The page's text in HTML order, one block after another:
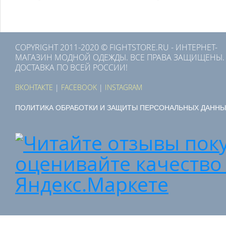
COPYRIGHT 2011-2020 © FIGHTSTORE.RU - ИНТЕРНЕТ-
МАГАЗИН МОДНОЙ ОДЕЖДЫ. ВСЕ ПРАВА ЗАЩИЩЕНЫ.
ДОСТАВКА ПО ВСЕЙ РОССИИ!
ВКОНТАКТЕ | FACEBOOK | INSTAGRAM
ПОЛИТИКА ОБРАБОТКИ И ЗАЩИТЫ ПЕРСОНАЛЬНЫХ